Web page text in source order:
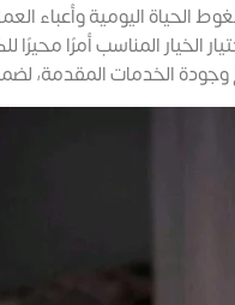
الحياة اليومية وأعباء
الخيار المناسب أمرًا
الخدمات المقدمة،